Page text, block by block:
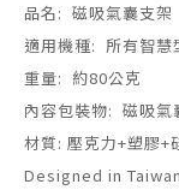
品名: 磁吸氣囊支架
適用機種: 所有智慧
重量: 約80公克
內容包裝物: 磁吸
材質: 壓克力+塑膠+
Designed in